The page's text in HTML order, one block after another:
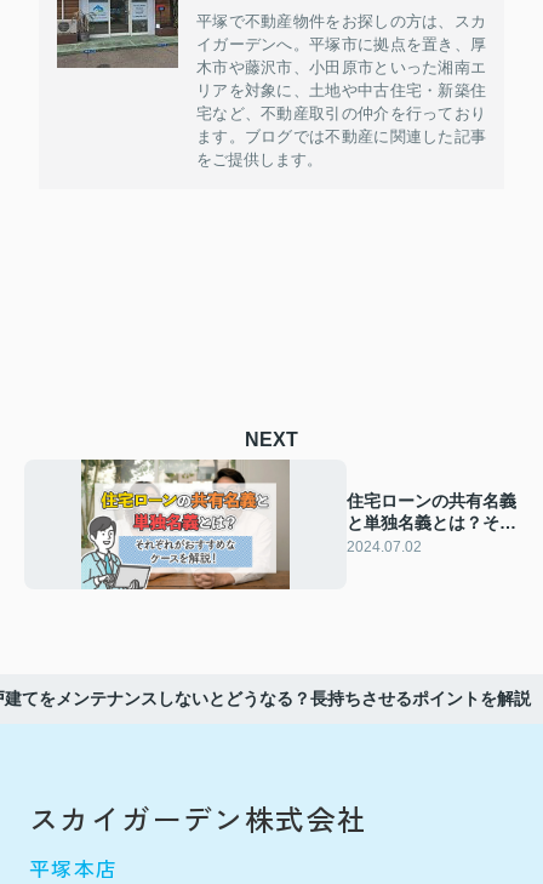
平塚で不動産物件をお探しの方は、スカ
イガーデンへ。平塚市に拠点を置き、厚
木市や藤沢市、小田原市といった湘南エ
リアを対象に、土地や中古住宅・新築住
宅など、不動産取引の仲介を行っており
ます。ブログでは不動産に関連した記事
をご提供します。
NEXT
住宅ローンの共有名義
と単独名義とは？それ
ぞれがおすすめなケー
2024.07.02
建てをメンテナンスしないとどうなる？長持ちさせるポイントを解説
スカイガーデン株式会社
平塚本店